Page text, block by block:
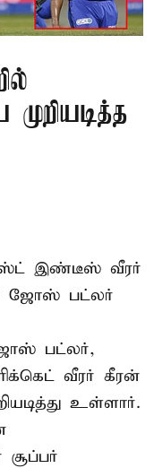
இண்டீஸ் வீரர்
ஜோஸ் பட்லர்
பட்லர்,
வீரர் கீரன்
உள்ளார்.